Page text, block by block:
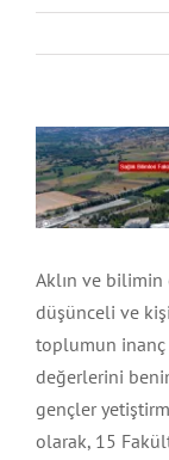
İstanbul
Kayseri
Kırıkkale
Okul
Poliklinik
Restoran
View
Larger
Image
Aklın ve
düşünceli ve
toplumun inanç
değerlerini
gençler
olarak, 15